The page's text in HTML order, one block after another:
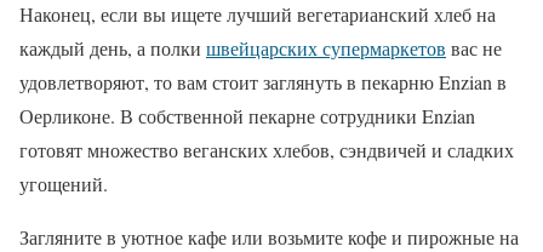
Наконец, если вы ищете лучший вегетарианский хлеб на
каждый день, а полки швейцарских супермаркетов вас не
удовлетворяют, то вам стоит заглянуть в пекарню Enzian в
Оерликоне. В собственной пекарне сотрудники Enzian
готовят множество веганских хлебов, сэндвичей и сладких
угощений.
Загляните в уютное кафе или возьмите кофе и пирожные на